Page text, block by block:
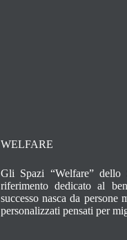
WELFARE
Gli Spazi “Welfare” dello
riferimento dedicato al
successo nasca da
personalizzati pensati per